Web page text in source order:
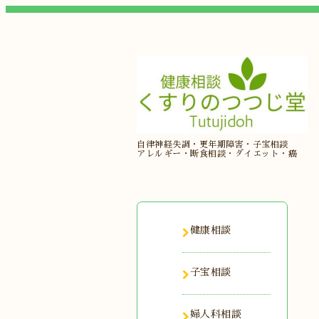
自律神経失調・更年期障害・子宝相談
アレルギー・断食相談・ダイエット・癌
健康相談
子宝相談
婦人科相談